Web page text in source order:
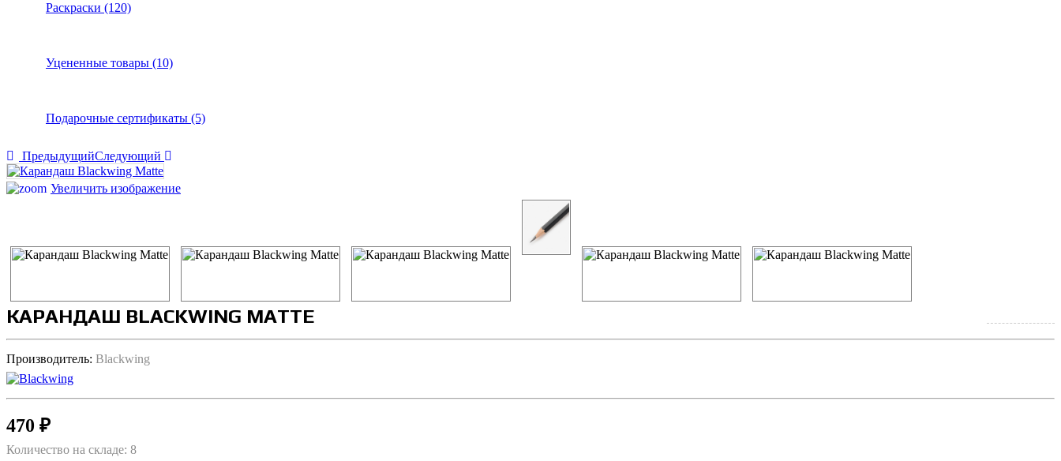
Раскраски (120)
Уцененные товары (10)
Подарочные сертификаты (5)
ПредыдущийСледующий
Увеличить изображение
КАРАНДАШ BLACKWING MATTE
Производитель: Blackwing
470 ₽
Количество на складе: 8